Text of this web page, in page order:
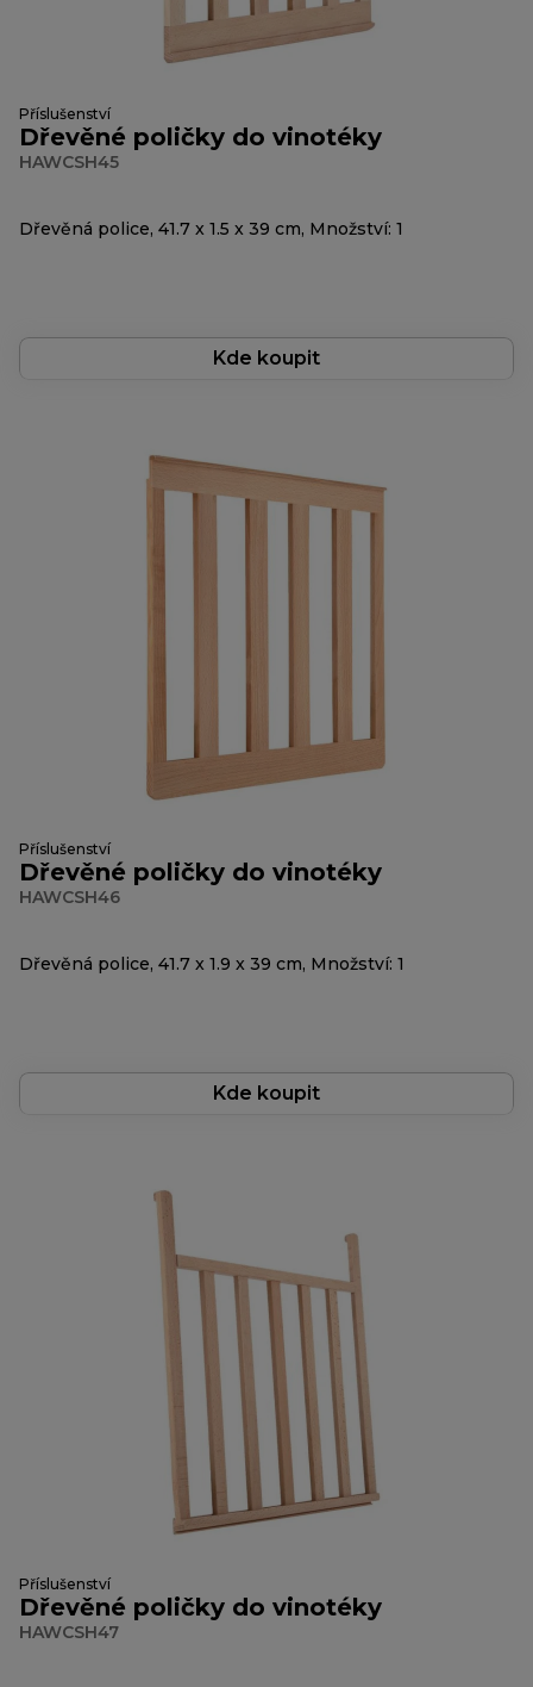
Příslušenství
Dřevěné poličky do vinotéky
HAWCSH45
Dřevěná police, 41.7 x 1.5 x 39 cm, Množství: 1
Kde koupit
Příslušenství
Dřevěné poličky do vinotéky
HAWCSH46
Dřevěná police, 41.7 x 1.9 x 39 cm, Množství: 1
Kde koupit
Příslušenství
Dřevěné poličky do vinotéky
HAWCSH47